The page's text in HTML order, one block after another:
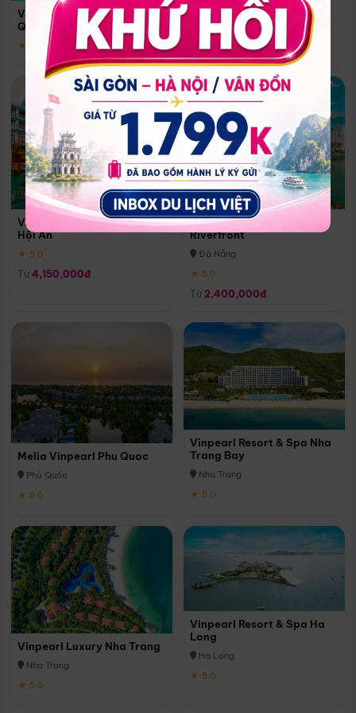
Vinpearl Resort & Spa Phu
Quoc
★ 5.0
Quoc
Phú Quốc
★ 5.0
Vinpearl Resort & Golf Nam
Hội An
★ 5.0
Từ 4,150,000đ
Melia Vinpearl Danang
Riverfront
Đà Nẵng
★ 5.0
Từ 2,400,000đ
Melia Vinpearl Phu Quoc
Phú Quốc
★ 5.0
Vinpearl Resort & Spa Nha
Trang Bay
Nha Trang
★ 5.0
Vinpearl Luxury Nha Trang
Nha Trang
★ 5.0
Vinpearl Resort & Spa Ha
Long
Hạ Long
★ 5.0